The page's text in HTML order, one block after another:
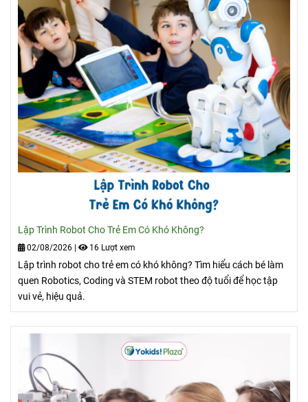
Lập Trình Robot Cho Trẻ Em Có Khó Không?
02/08/2026 16 Lượt xem
Lập trình robot cho trẻ em có khó không? Tìm hiểu cách bé làm
quen Robotics, Coding và STEM robot theo độ tuổi để học tập
vui vẻ, hiệu quả.